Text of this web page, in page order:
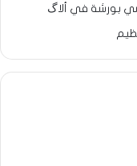
بورشة في ألاگ